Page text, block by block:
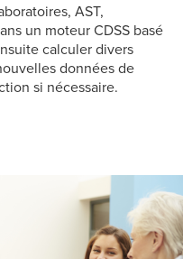
AST,
un moteur CDSS basé
calculer divers
données de
si nécessaire.